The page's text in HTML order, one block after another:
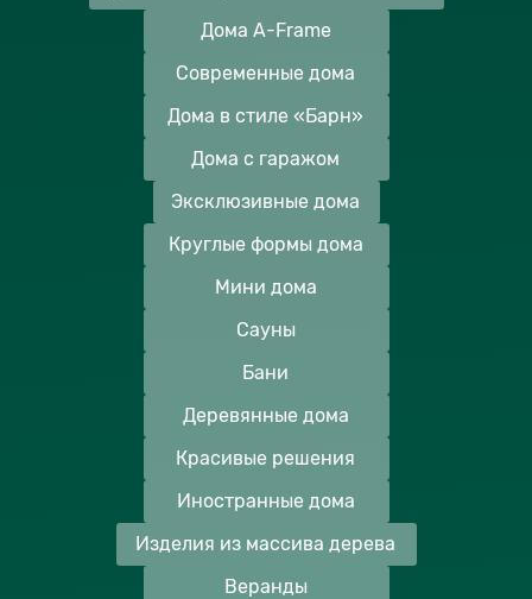
Дома A-Frame
Современные дома
Дома в стиле «Барн»
Дома с гаражом
Эксклюзивные дома
Круглые формы дома
Мини дома
Сауны
Бани
Деревянные дома
Красивые решения
Иностранные дома
Изделия из массива дерева
Веранды